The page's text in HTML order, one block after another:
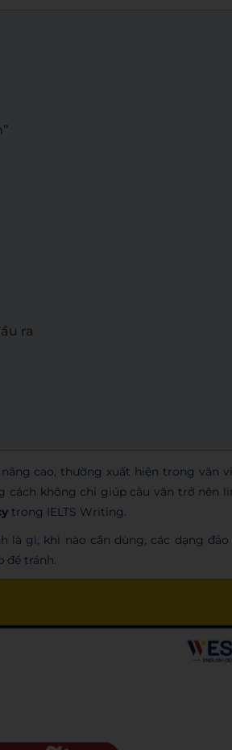
ra
cao, thường xuất hiện trong văn
cách không chỉ giúp câu văn trở nên
trong IELTS Writing.
gì, khi nào cần dùng, các dạng
để tránh.